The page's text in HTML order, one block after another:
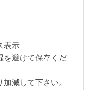
表示
を避けて保存くだ
減して下さい。